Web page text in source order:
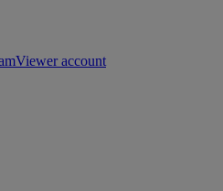
account